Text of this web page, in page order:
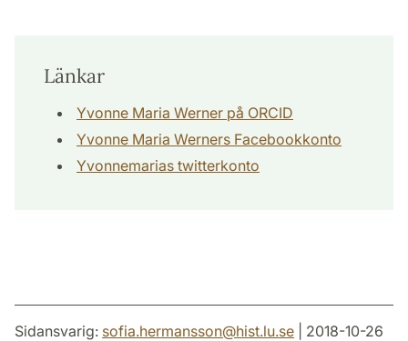
Länkar
Yvonne Maria Werner på ORCID
Yvonne Maria Werners Facebookkonto
Yvonnemarias twitterkonto
Sidansvarig: sofia.hermansson@hist.lu.se | 2018-10-26